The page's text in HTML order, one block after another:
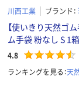
川西工業 ブランド：
【使いきり天然ゴ
ム手袋 粉なし S 1
4.8
ランキングを見る：天